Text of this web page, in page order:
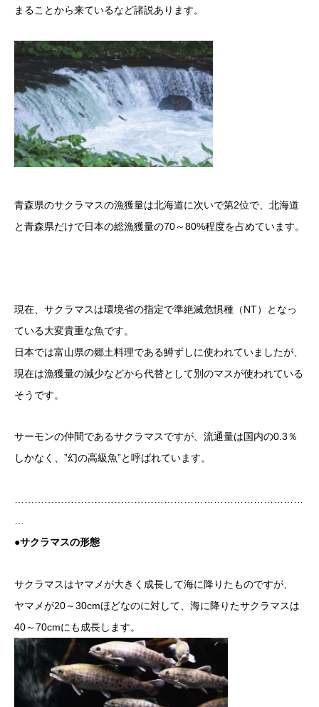
まることから来ているなど諸説あります。
青森県のサクラマスの漁獲量は北海道に次いで第2位で、北海道
と青森県だけで日本の総漁獲量の70～80%程度を占めています。
現在、サクラマスは環境省の指定で準絶滅危惧種（NT）となっ
ている大変貴重な魚です。
日本では富山県の郷土料理である鱒ずしに使われていましたが、
現在は漁獲量の減少などから代替として別のマスが使われている
そうです。
サーモンの仲間であるサクラマスですが、流通量は国内の0.3％
しかなく、”幻の高級魚”と呼ばれています。
●サクラマスの形態
サクラマスはヤマメが大きく成長して海に降りたものですが、
ヤマメが20～30cmほどなのに対して、海に降りたサクラマスは
40～70cmにも成長します。